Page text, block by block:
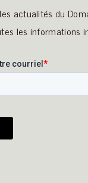
actualités du
les informations